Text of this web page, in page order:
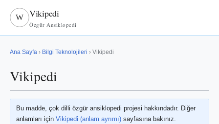
W Vikipedi
Özgür Ansiklopedi
Ana Sayfa › Bilgi Teknolojileri › Vikipedi
Vikipedi
Bu madde, çok dilli özgür ansiklopedi projesi hakkındadır. Diğer
anlamları için Vikipedi (anlam ayrımı) sayfasına bakınız.